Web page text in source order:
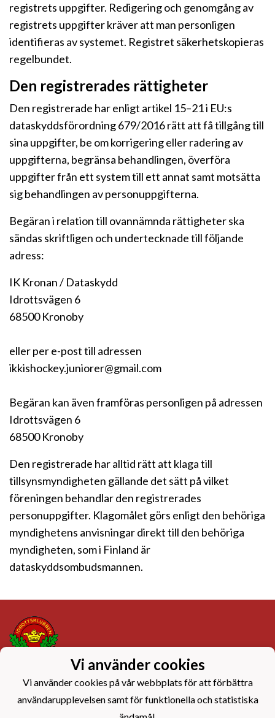
registrets uppgifter. Redigering och genomgång av
registrets uppgifter kräver att man personligen
identifieras av systemet. Registret säkerhetskopieras
regelbundet.
Den registrerades rättigheter
Den registrerade har enligt artikel 15–21 i EU:s
dataskyddsförordning 679/2016 rätt att få tillgång till
sina uppgifter, be om korrigering eller radering av
uppgifterna, begränsa behandlingen, överföra
uppgifter från ett system till ett annat samt motsätta
sig behandlingen av personuppgifterna.
Begäran i relation till ovannämnda rättigheter ska
sändas skriftligen och undertecknade till följande
adress:
IK Kronan / Dataskydd
Idrottsvägen 6
68500 Kronoby
eller per e-post till adressen
ikkishockey.juniorer@gmail.com
Begäran kan även framföras personligen på adressen
Idrottsvägen 6
68500 Kronoby
Den registrerade har alltid rätt att klaga till
tillsynsmyndigheten gällande det sätt på vilket
föreningen behandlar den registrerades
personuppgifter. Klagomålet görs enligt den behöriga
myndighetens anvisningar direkt till den behöriga
myndigheten, som i Finland är
dataskyddsombudsmannen.
Dataskyddsbeskrivning
Vi använder cookies
Vi använder cookies på vår webbplats för att förbättra
användarupplevelsen samt för funktionella och statistiska